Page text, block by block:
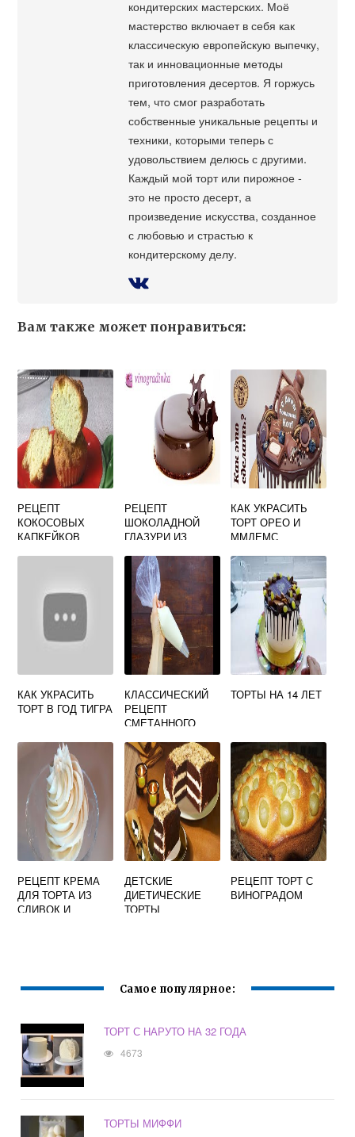
кондитерских мастерских. Моё
мастерство включает в себя как
классическую европейскую выпечку,
так и инновационные методы
приготовления десертов. Я горжусь
тем, что смог разработать
собственные уникальные рецепты и
техники, которыми теперь с
удовольствием делюсь с другими.
Каждый мой торт или пирожное -
это не просто десерт, а
произведение искусства, созданное
с любовью и страстью к
кондитерскому делу.
Вам также может понравиться:
РЕЦЕПТ
КОКОСОВЫХ
КАПКЕЙКОВ
РЕЦЕПТ
ШОКОЛАДНОЙ
ГЛАЗУРИ ИЗ
ТОРТА ЗАЛИТИЯ
ЗАСТЫВАЮЩАЯ
КАК УКРАСИТЬ
ТОРТ ОРЕО И
ММДЕМС
КАК УКРАСИТЬ
ТОРТ В ГОД ТИГРА
КЛАССИЧЕСКИЙ
РЕЦЕПТ
СМЕТАННОГО
ТОРТА
ТОРТЫ НА 14 ЛЕТ
РЕЦЕПТ КРЕМА
ДЛЯ ТОРТА ИЗ
СЛИВОК И
ДЕТСКИЕ
ДИЕТИЧЕСКИЕ
ТОРТЫ
РЕЦЕПТ ТОРТ С
ВИНОГРАДОМ
Самое популярное:
ТОРТ С НАРУТО НА 32 ГОДА
4673
ТОРТЫ МИФФИ